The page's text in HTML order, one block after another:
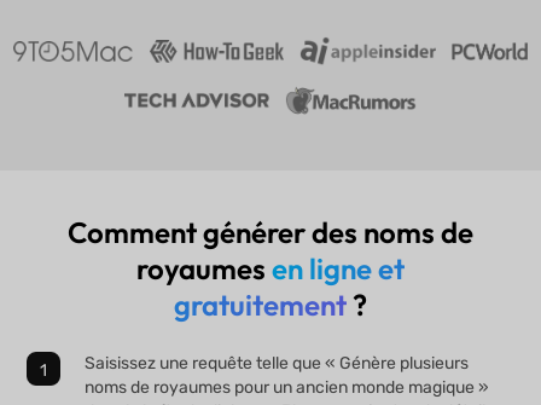
Comment générer des noms de
royaumes en ligne et
gratuitement?
Saisissez une requête telle que « Génère plusieurs
noms de royaumes pour un ancien monde magique »